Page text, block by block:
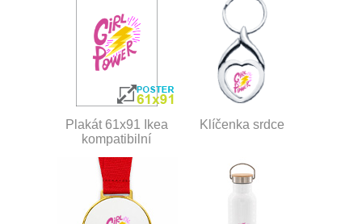
Plakát 61x91 Ikea
kompatibilní
Klíčenka srdce